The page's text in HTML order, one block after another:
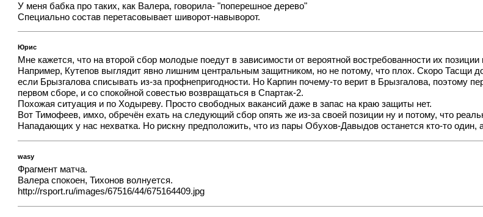
У меня бабка про таких, как Валера, говорила- "поперешное дерево"
Специально состав перетасовывает шиворот-навыворот.
Юрис
Мне кажется, что на второй сбор молодые поедут в зависимости от вероятной востребованности их позиции
Например, Кутепов выглядит явно лишним центральным защитником, но не потому, что плох. Скоро Тасщи
если Брызгалова списывать из-за профнепригодности. Но Карпин почему-то верит в Брызгалова, поэтому
первом сборе, и со спокойной совестью возвращаться в Спартак-2.
Похожая ситуация и по Ходыреву. Просто свободных вакансий даже в запас на краю защиты нет.
Вот Тимофеев, имхо, обречён ехать на следующий сбор опять же из-за своей позиции ну и потому, что
Нападающих у нас нехватка. Но рискну предположить, что из пары Обухов-Давыдов останется кто-то один,
wasy
Фрагмент матча.
Валера спокоен, Тихонов волнуется.
http://rsport.ru/images/67516/44/675164409.jpg